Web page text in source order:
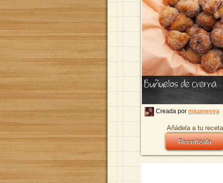
Buñuelos de crema
Creada por mjuanesva
Añádela a tu
Recetízala